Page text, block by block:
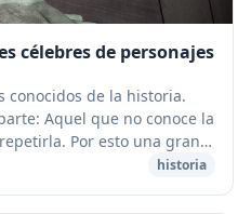
célebres de personajes
conocidos de la historia.
Aquel que no conoce la
Por esto una gran
importa...
historia